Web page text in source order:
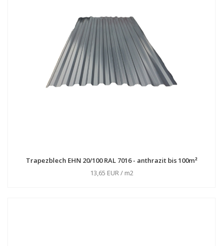
Trapezblech EHN 20/100 RAL 7016 - anthrazit bis 100m²
13,65 EUR / m2